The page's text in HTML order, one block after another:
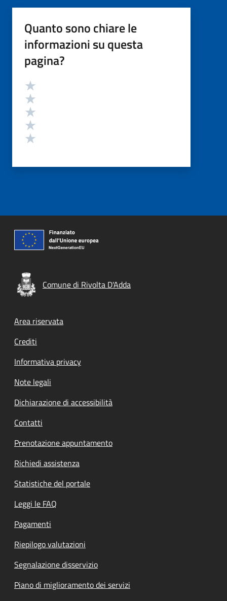
Quanto sono chiare le
informazioni su questa
pagina?
Valutazione
Comune di Rivolta D'Adda
Footer menu
Area riservata
Crediti
Informativa privacy
Note legali
Dichiarazione di accessibilità
Contatti
Prenotazione appuntamento
Richiedi assistenza
Statistiche del portale
Leggi le FAQ
Pagamenti
Riepilogo valutazioni
Segnalazione disservizio
Piano di miglioramento dei servizi